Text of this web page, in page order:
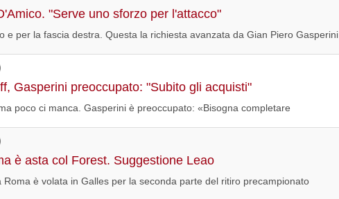
"Serve uno sforzo per l'attacco"
e per la fascia destra. Questa la richiesta avanzata da Gian Piero Gasperini
Gasperini preoccupato: "Subito gli acquisti"
poco ci manca. Gasperini è preoccupato: «Bisogna completare
è asta col Forest. Suggestione Leao
è volata in Galles per la seconda parte del ritiro precampionato